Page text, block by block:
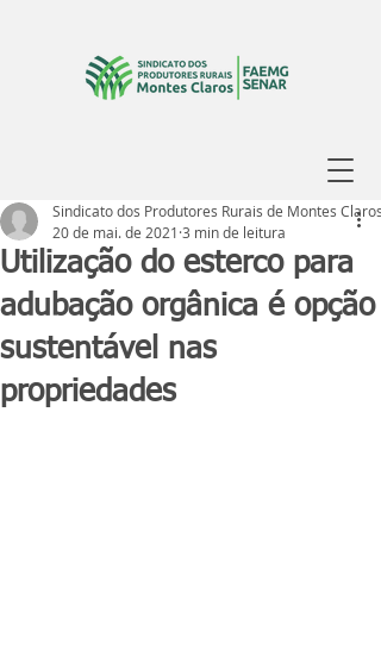
Utilização do esterco para
adubação orgânica é opção
sustentável nas
propriedades
Sindicato dos Produtores Rurais de Montes Claros
20 de mai. de 2021 3 min de leitura